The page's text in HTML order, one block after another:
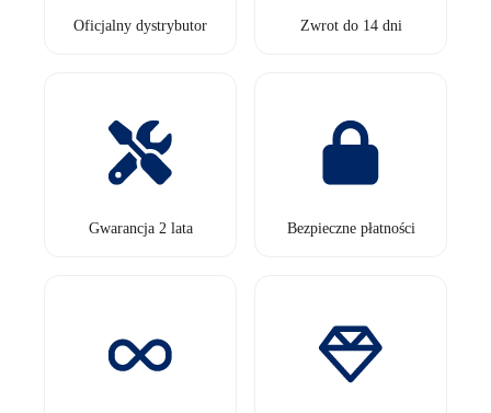
Oficjalny dystrybutor Zwrot do 14 dni
Gwarancja 2 lata Bezpieczne płatności